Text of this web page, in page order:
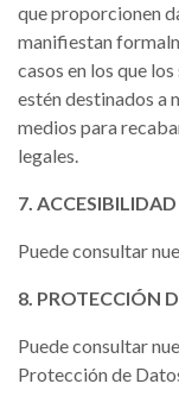
que proporcionen
manifiestan
casos en los que
estén destinados a
medios para
legales.
7. ACCESIBILIDAD
Puede consultar
8. PROTECCIÓN
Puede consultar
Protección de